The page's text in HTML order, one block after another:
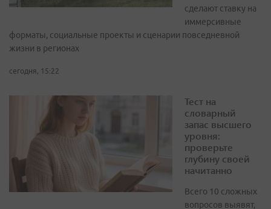
сделают ставку на
иммерсивные
форматы, социальные проекты и сценарии повседневной
жизни в регионах
сегодня, 15:22
Тест на
словарный
запас высшего
уровня:
проверьте
глубину своей
начитанно
Всего 10 сложных
вопросов выявят,